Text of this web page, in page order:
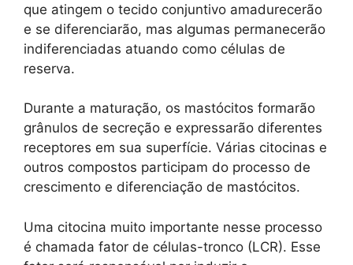
que atingem o tecido conjuntivo amadurecerão
e se diferenciarão, mas algumas permanecerão
indiferenciadas atuando como células de
reserva.
Durante a maturação, os mastócitos formarão
grânulos de secreção e expressarão diferentes
receptores em sua superfície. Várias citocinas e
outros compostos participam do processo de
crescimento e diferenciação de mastócitos.
Uma citocina muito importante nesse processo
é chamada fator de células-tronco (LCR). Esse